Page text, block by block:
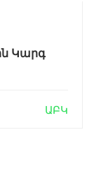
Կարգ
ԱԲԿ